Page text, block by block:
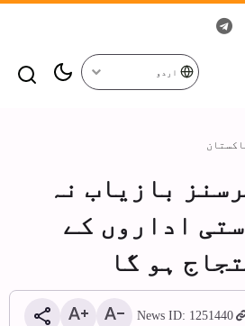
اردو
بازیاب نہ
اداروں کے
ہو گا
News ID: 1251440